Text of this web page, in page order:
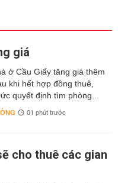
giá
ở Cầu Giấy tăng giá thêm
khi hết hợp đồng thuê,
quyết định tìm phòng...
01 phút trước
cho thuê các gian